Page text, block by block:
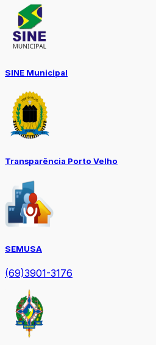
SINE Municipal
Transparência Porto Velho
SEMUSA
(69)3901-3176